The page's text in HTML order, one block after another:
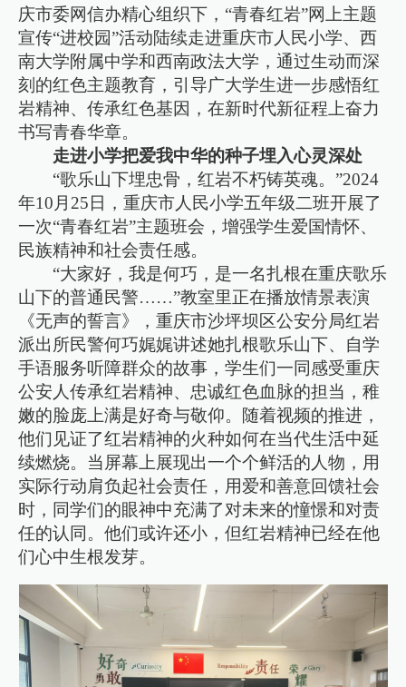
庆市委网信办精心组织下，“青春红岩”网上主题
宣传“进校园”活动陆续走进重庆市人民小学、西
南大学附属中学和西南政法大学，通过生动而深
刻的红色主题教育，引导广大学生进一步感悟红
岩精神、传承红色基因，在新时代新征程上奋力
书写青春华章。
走进小学把爱我中华的种子埋入心灵深处
“歌乐山下埋忠骨，红岩不朽铸英魂。”2024
年10月25日，重庆市人民小学五年级二班开展了
一次“青春红岩”主题班会，增强学生爱国情怀、
民族精神和社会责任感。
“大家好，我是何巧，是一名扎根在重庆歌乐
山下的普通民警……”教室里正在播放情景表演
《无声的誓言》，重庆市沙坪坝区公安分局红岩
派出所民警何巧娓娓讲述她扎根歌乐山下、自学
手语服务听障群众的故事，学生们一同感受重庆
公安人传承红岩精神、忠诚红色血脉的担当，稚
嫩的脸庞上满是好奇与敬仰。随着视频的推进，
他们见证了红岩精神的火种如何在当代生活中延
续燃烧。当屏幕上展现出一个个鲜活的人物，用
实际行动肩负起社会责任，用爱和善意回馈社会
时，同学们的眼神中充满了对未来的憧憬和对责
任的认同。他们或许还小，但红岩精神已经在他
们心中生根发芽。